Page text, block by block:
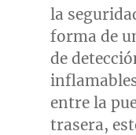
la
forma de
de
entre la
trasera,